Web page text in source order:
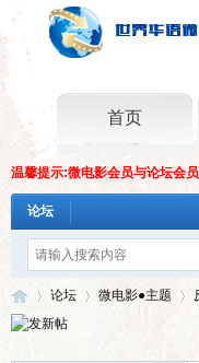
首页
温馨提示:微电影会员与论坛会
论坛
论坛 微电影●主题